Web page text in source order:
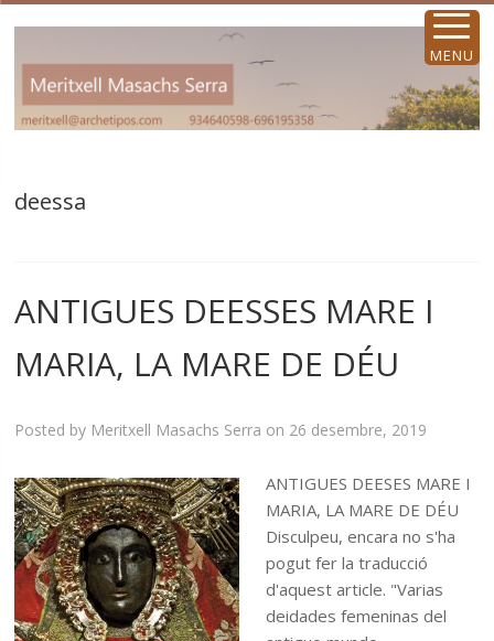
deessa
ANTIGUES DEESSES MARE I
MARIA, LA MARE DE DÉU
Posted by Meritxell Masachs Serra on 26 desembre, 2019
ANTIGUES DEESES MARE I
MARIA, LA MARE DE DÉU
Disculpeu, encara no s'ha
pogut fer la traducció
d'aquest article. "Varias
deidades femeninas del
MENU